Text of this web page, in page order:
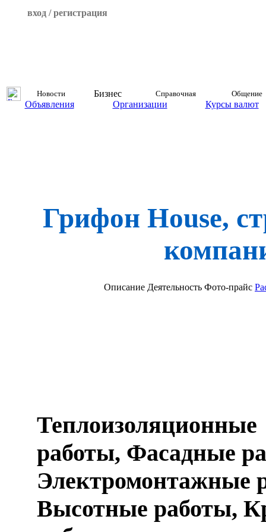
вход / регистрация
Новости Бизнес Справочная Общение
Объявления Организации Курсы валют
Грифон House,
Описание Деятельность Фото-прайс
Теплоизоляционные
работы, Фасадные
Электромонтажные
Высотные работы,